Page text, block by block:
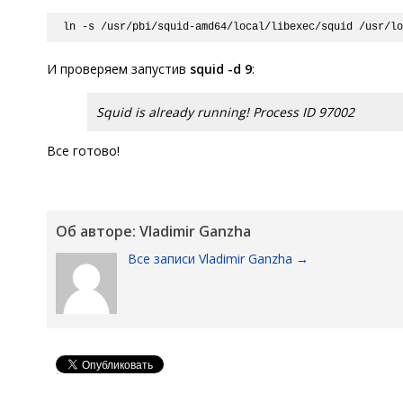
ln -s /usr/pbi/squid-amd64/local/libexec/squid /usr/
И проверяем запустив squid -d 9:
Squid is already running! Process ID 97002
Все готово!
Об авторе: Vladimir Ganzha
Все записи Vladimir Ganzha →